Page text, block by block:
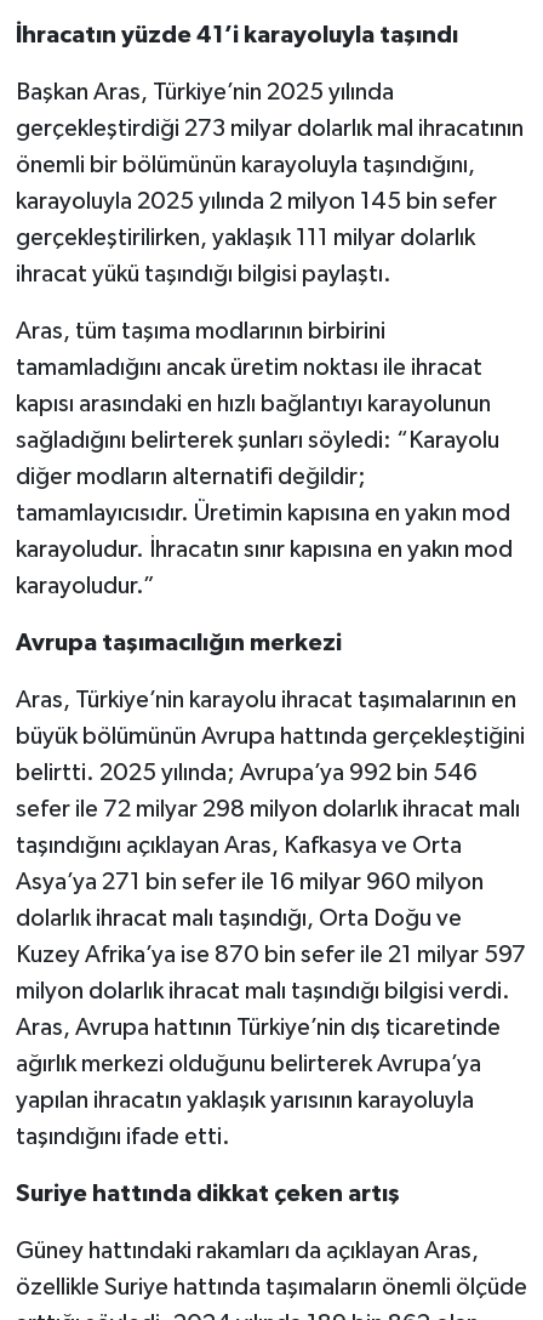
İhracatın yüzde 41’i karayoluyla taşındı
Başkan Aras, Türkiye’nin 2025 yılında
gerçekleştirdiği 273 milyar dolarlık mal ihracatının
önemli bir bölümünün karayoluyla taşındığını,
karayoluyla 2025 yılında 2 milyon 145 bin sefer
gerçekleştirilirken, yaklaşık 111 milyar dolarlık
ihracat yükü taşındığı bilgisi paylaştı.
Aras, tüm taşıma modlarının birbirini
tamamladığını ancak üretim noktası ile ihracat
kapısı arasındaki en hızlı bağlantıyı karayolunun
sağladığını belirterek şunları söyledi: “Karayolu
diğer modların alternatifi değildir;
tamamlayıcısıdır. Üretimin kapısına en yakın mod
karayoludur. İhracatın sınır kapısına en yakın mod
karayoludur.”
Avrupa taşımacılığın merkezi
Aras, Türkiye’nin karayolu ihracat taşımalarının en
büyük bölümünün Avrupa hattında gerçekleştiğini
belirtti. 2025 yılında; Avrupa’ya 992 bin 546
sefer ile 72 milyar 298 milyon dolarlık ihracat malı
taşındığını açıklayan Aras, Kafkasya ve Orta
Asya’ya 271 bin sefer ile 16 milyar 960 milyon
dolarlık ihracat malı taşındığı, Orta Doğu ve
Kuzey Afrika’ya ise 870 bin sefer ile 21 milyar 597
milyon dolarlık ihracat malı taşındığı bilgisi verdi.
Aras, Avrupa hattının Türkiye’nin dış ticaretinde
ağırlık merkezi olduğunu belirterek Avrupa’ya
yapılan ihracatın yaklaşık yarısının karayoluyla
taşındığını ifade etti.
Suriye hattında dikkat çeken artış
Güney hattındaki rakamları da açıklayan Aras,
özellikle Suriye hattında taşımaların önemli ölçüde